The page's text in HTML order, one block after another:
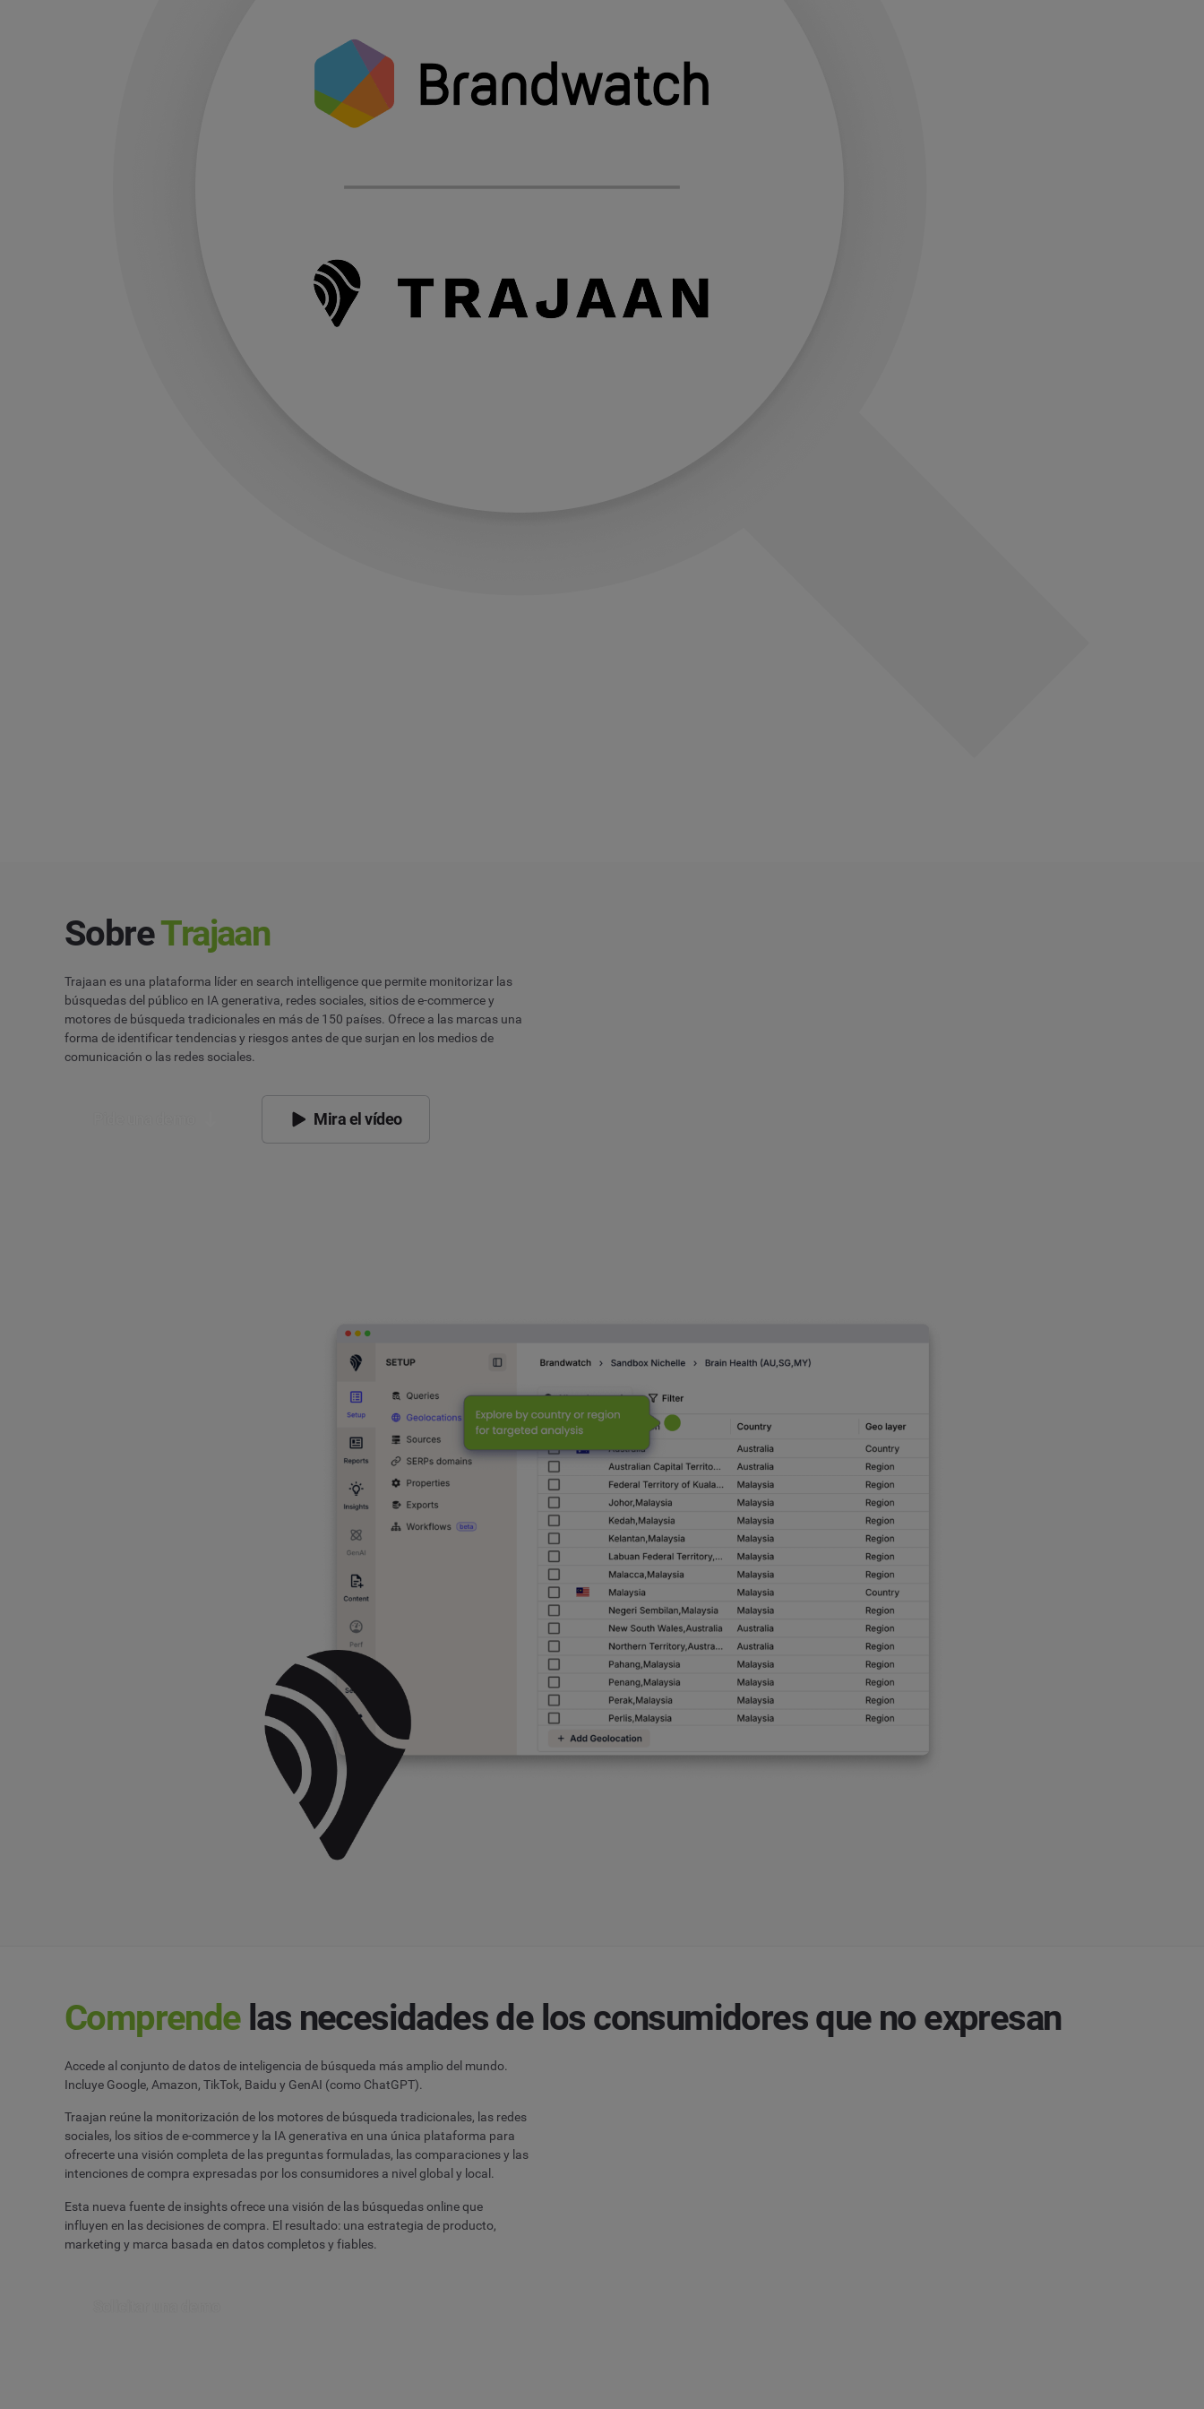
SobreTrajaan
Trajaan es una plataforma líder en search intelligence que permite monitorizar las
búsquedas del público en IA generativa, redes sociales, sitios de e-commerce y
motores de búsqueda tradicionales en más de 150 países. Ofrece a las marcas una
forma de identificar tendencias y riesgos antes de que surjan en los medios de
comunicación o las redes sociales.
Mira el vídeo
Comprende las necesidades de los consumidores que no expresan
Accede al conjunto de datos de inteligencia de búsqueda más amplio del mundo.
Incluye Google, Amazon, TikTok, Baidu y GenAI (como ChatGPT).
Traajan reúne la monitorización de los motores de búsqueda tradicionales, las redes
sociales, los sitios de e-commerce y la IA generativa en una única plataforma para
ofrecerte una visión completa de las preguntas formuladas, las comparaciones y las
intenciones de compra expresadas por los consumidores a nivel global y local.
Esta nueva fuente de insights ofrece una visión de las búsquedas online que
influyen en las decisiones de compra. El resultado: una estrategia de producto,
marketing y marca basada en datos completos y fiables.